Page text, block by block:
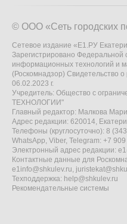
© ООО «Сеть городских
Сетевое издание «Е1.РУ
Зарегистрировано Федеральной
информационных технологий и
(Роскомнадзор) Свидетельство
06.02.2023 г.
Учредитель: Общество с
ТЕХНОЛОГИИ"
Главный редактор: Малкова
Адрес редакции: 620014,
Телефоны (круглосуточно): 8
WhatsApp, Viber, Telegram: +7
Электронный адрес редакции:
Контактные данные для
e1info@shkulev.ru,
Техподдержка: help@shkulev.ru
Рекомендательные системы